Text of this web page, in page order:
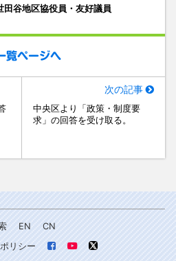
田谷地区協役員・友好議員
覧ページへ
次の記事
中央区より「政策・制度要
求」の回答を受け取る。
EN
CN
リシー